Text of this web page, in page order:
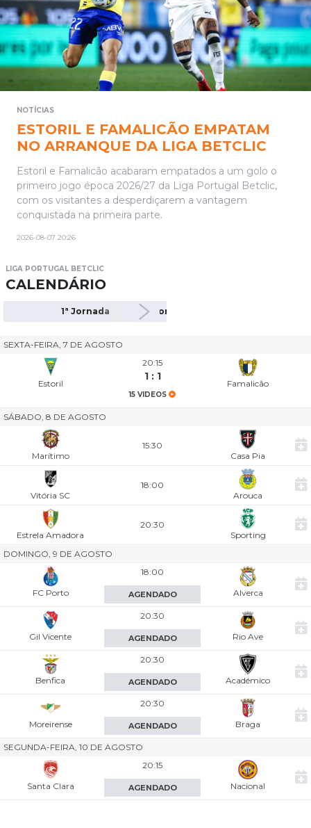
NOTÍCIAS
ESTORIL E FAMALICÃO EMPATAM
NO ARRANQUE DA LIGA BETCLIC
Estoril e Famalicão acabaram empatados a um golo o
primeiro jogo época 2026/27 da Liga Portugal Betclic,
com os visitantes a desperdiçarem a vantagem
conquistada na primeira parte.
2026-08-07 20:26
LIGA PORTUGAL BETCLIC
CALENDÁRIO
1ª Jornada 2ª Jornada
SEXTA-FEIRA, 7 DE AGOSTO
Estoril
20:15
1 : 1
15 VIDEOS
Famalicão
SÁBADO, 8 DE AGOSTO
Marítimo
15:30
Casa Pia
Vitória SC
18:00
Arouca
Estrela Amadora
20:30
Sporting
DOMINGO, 9 DE AGOSTO
FC Porto
18:00
AGENDADO Alverca
Gil Vicente
20:30
AGENDADO Rio Ave
Benfica
20:30
AGENDADO Académico
Moreirense
20:30
AGENDADO Braga
SEGUNDA-FEIRA, 10 DE AGOSTO
Santa Clara
20:15
AGENDADO Nacional